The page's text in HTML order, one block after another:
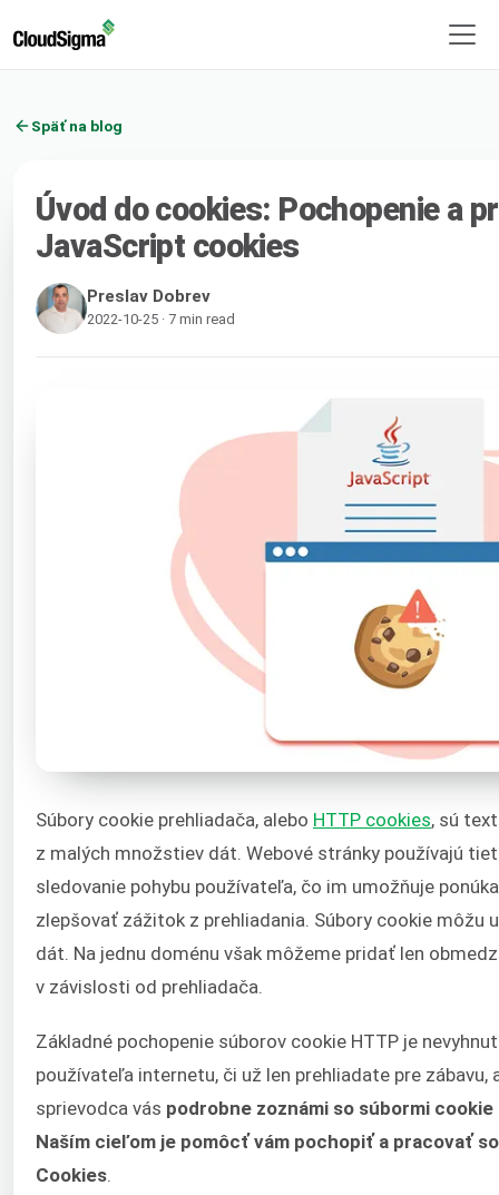
Späť na blog
Úvod do cookies: Pochopenie a
JavaScript cookies
Preslav Dobrev
2022-10-25 · 7 min read
Súbory cookie prehliadača, alebo HTTP cookies, sú
z malých množstiev dát. Webové stránky používajú
sledovanie pohybu používateľa, čo im umožňuje
zlepšovať zážitok z prehliadania. Súbory cookie môžu
dát. Na jednu doménu však môžeme pridať len
v závislosti od prehliadača.
Základné pochopenie súborov cookie HTTP je
používateľa internetu, či už len prehliadate pre
sprievodca vás podrobne zoznámi so súbormi
Naším cieľom je pomôcť vám pochopiť a pracovať
Cookies